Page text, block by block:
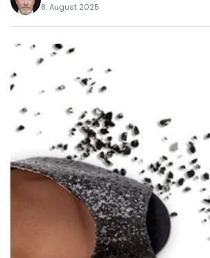
8. August 2025